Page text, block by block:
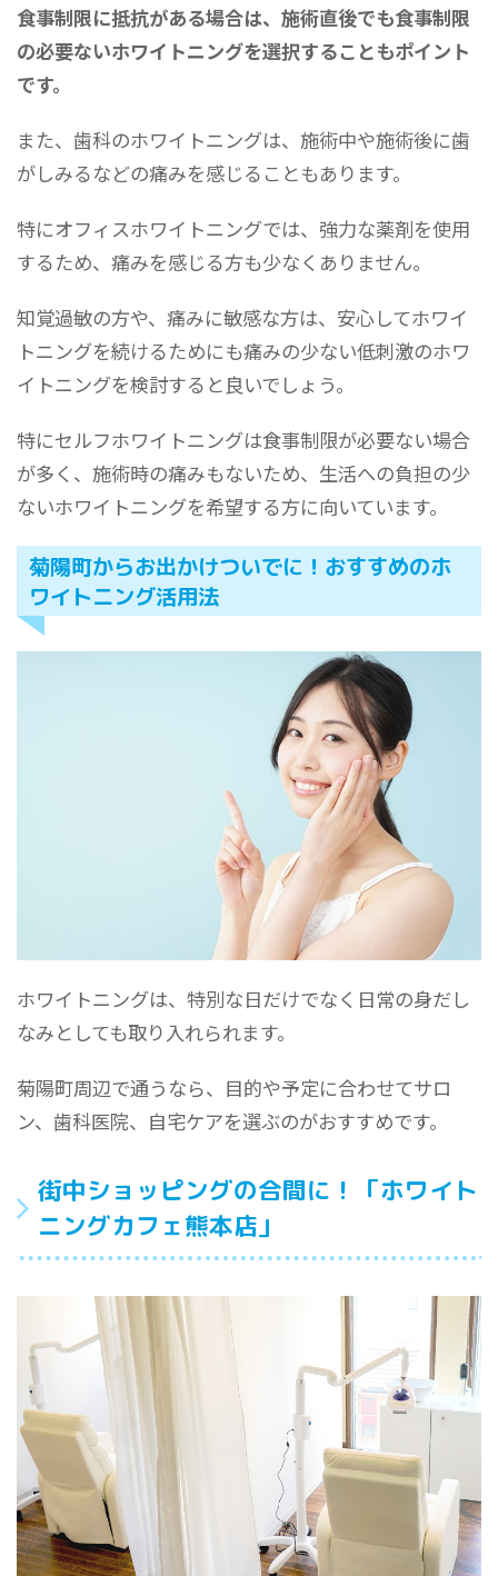
食事制限に抵抗がある場合は、施術直後でも食事制限
の必要ないホワイトニングを選択することもポイント
です。
また、歯科のホワイトニングは、施術中や施術後に歯
がしみるなどの痛みを感じることもあります。
特にオフィスホワイトニングでは、強力な薬剤を使用
するため、痛みを感じる方も少なくありません。
知覚過敏の方や、痛みに敏感な方は、安心してホワイ
トニングを続けるためにも痛みの少ない低刺激のホワ
イトニングを検討すると良いでしょう。
特にセルフホワイトニングは食事制限が必要ない場合
が多く、施術時の痛みもないため、生活への負担の少
ないホワイトニングを希望する方に向いています。
菊陽町からお出かけついでに！おすすめのホ
ワイトニング活用法
ホワイトニングは、特別な日だけでなく日常の身だし
なみとしても取り入れられます。
菊陽町周辺で通うなら、目的や予定に合わせてサロ
ン、歯科医院、自宅ケアを選ぶのがおすすめです。
街中ショッピングの合間に！「ホワイト
ニングカフェ熊本店」